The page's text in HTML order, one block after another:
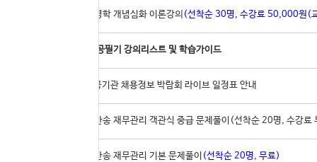
[실강]경영학 개념심화 이론강의 (선착순 30명, 수강료 50,000원(교
공기업 전공필기 강의리스트 및 학습가이드
2022 공공기관 채용정보 박람회 라이브 일정표 안내
[실강]지한송 재무관리 객관식 중급 문제풀이(선착순 20명, 수강료
[실강]지한송 재무관리 기본 문제풀이 (선착순 20명, 무료)